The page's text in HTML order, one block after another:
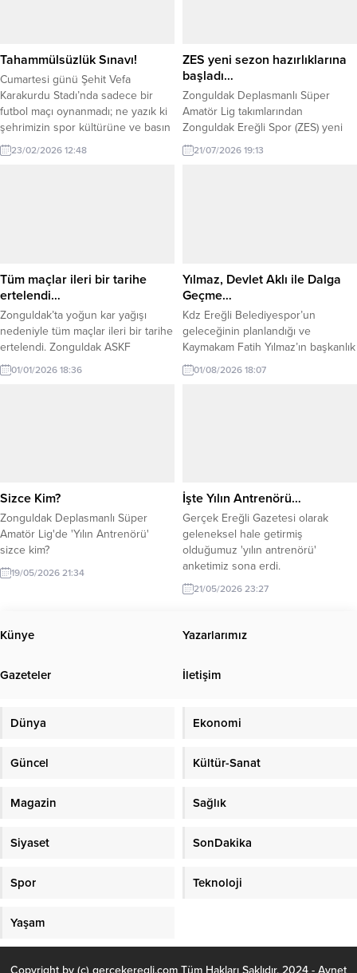
Tahammülsüzlük Sınavı!
Cumartesi günü Şehit Vefa
Karakurdu Stadı’nda sadece bir
futbol maçı oynanmadı; ne yazık ki
şehrimizin spor kültürüne ve basın
ahlakına gölge düşüren bir
“tahammülsüzlük” sınavı verildi.
23/02/2026 12:48
ZES yeni sezon hazırlıklarına
başladı…
Zonguldak Deplasmanlı Süper
Amatör Lig takımlarından
Zonguldak Ereğli Spor (ZES) yeni
sezon hazırlıklarına başladı. İlk
olarak 2026-2027 sezonu için
Önder Sevinç ile yola devam...
21/07/2026 19:13
Tüm maçlar ileri bir tarihe
ertelendi…
Zonguldak’ta yoğun kar yağışı
nedeniyle tüm maçlar ileri bir tarihe
ertelendi. Zonguldak ASKF
yönetimi, Zonguldak’ta yoğun kar
yağışı ve sahaların karla kaplı
01/01/2026 18:36
Yılmaz, Devlet Aklı ile Dalga
Geçme…
Kdz Ereğli Belediyespor’un
geleceğinin planlandığı ve
Kaymakam Fatih Yılmaz’ın başkanlık
ettiği toplantıya katılımın yüksek
olması mutluluk vericiydi.
01/08/2026 18:07
Sizce Kim?
Zonguldak Deplasmanlı Süper
Amatör Lig'de 'Yılın Antrenörü'
sizce kim?
19/05/2026 21:34
İşte Yılın Antrenörü…
Gerçek Ereğli Gazetesi olarak
geleneksel hale getirmiş
olduğumuz 'yılın antrenörü'
anketimiz sona erdi.
21/05/2026 23:27
Künye Yazarlarımız
Gazeteler İletişim
Dünya Ekonomi
Güncel Kültür-Sanat
Magazin Sağlık
Siyaset SonDakika
Spor Teknoloji
Yaşam
Copyright by (c) gercekeregli.com Tüm Hakları Saklıdır. 2024 - Aynet